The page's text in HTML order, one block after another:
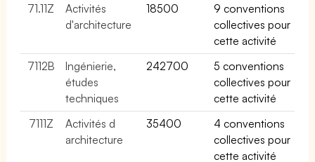
71.11Z
Activités
d'architecture
18500
9 conventions
collectives pour
cette activité
7112B
Ingénierie,
études
techniques
242700
5 conventions
collectives pour
cette activité
7111Z
Activités d
architecture
35400
4 conventions
collectives pour
cette activité